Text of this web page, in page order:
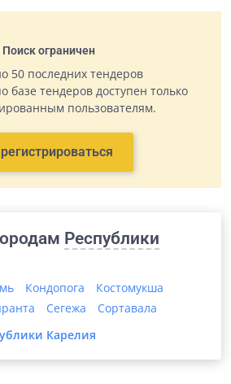
Поиск ограничен
50 последних тендеров
базе тендеров доступен только
пользователям.
Республики
Кондопога
Костомукша
Сегежа
Сортавала
Карелия